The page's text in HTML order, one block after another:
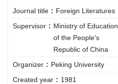
Journal title : Foreign Literatures
Supervisor : Ministry of Education
of the People's
Republic of China
Organizer : Peking University
Created year : 1981